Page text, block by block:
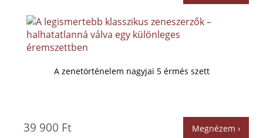
A zenetörténelem nagyjai 5 érmés szett
39 900 Ft Megnézem ›